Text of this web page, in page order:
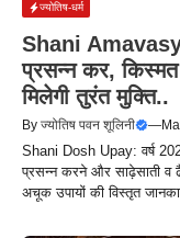
ज्योतिष-धर्म
Shani
प्रसन्न कर,
मिलेगी तुरंत मुक्ति..
By ज्योतिष पवन शूलिनी —
Shani Dosh Upay: वर्ष
प्रसन्न करने और साढ़ेसाती व
अचूक उपायों की विस्तृत